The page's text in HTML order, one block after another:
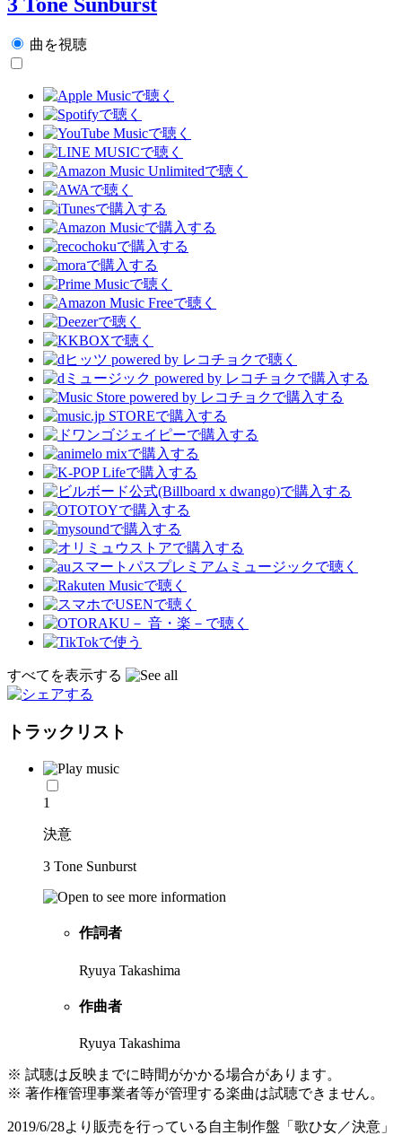
曲を視聴
すべてを表示する
トラックリスト
1
決意
3 Tone Sunburst
作詞者
Ryuya Takashima
作曲者
Ryuya Takashima
※ 試聴は反映までに時間がかかる場合があります。
※ 著作権管理事業者等が管理する楽曲は試聴できません。
2019/6/28より販売を行っている自主制作盤「歌ひ女／決意」